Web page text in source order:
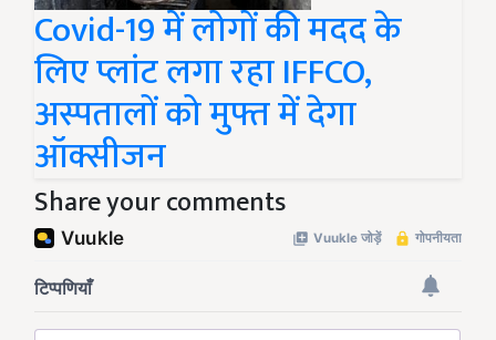
Covid-19 में लोगों की मदद के
लिए प्लांट लगा रहा IFFCO,
अस्पतालों को मुफ्त में देगा
ऑक्सीजन
Share your comments